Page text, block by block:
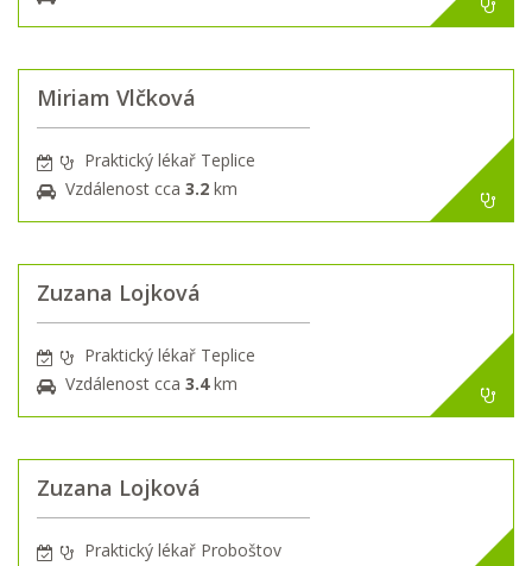
Miriam Vlčková
Praktický lékař Teplice
Vzdálenost cca 3.2 km
Zuzana Lojková
Praktický lékař Teplice
Vzdálenost cca 3.4km
Zuzana Lojková
Praktický lékař Proboštov